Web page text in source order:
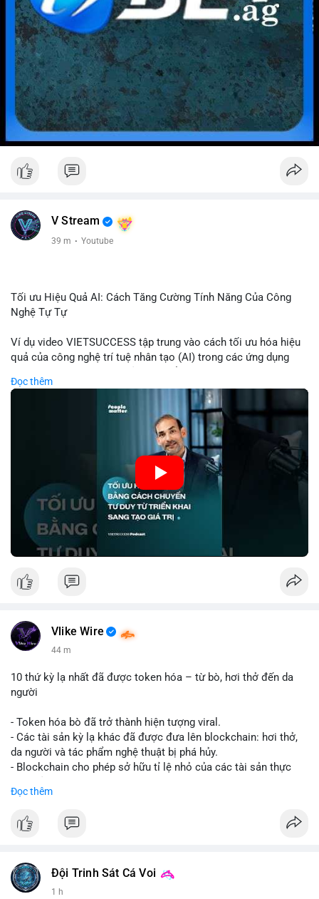
V Stream
39 m · Youtube
Tối ưu Hiệu Quả AI: Cách Tăng Cường Tính Năng Của Công
Nghệ Tự Tự
Ví dụ video VIETSUCCESS tập trung vào cách tối ưu hóa hiệu
quả của công nghệ trí tuệ nhân tạo (AI) trong các ứng dụng
đoán xu hướng thị trường, và tự động hóa quy trình trong lĩnh
vực tài chính và crypto. Bài đăng nhấn mạnh vai trò của AI
trong việc giảm thiểu sai lầm, tăng tốc độ xử lý, và hỗ trợ quyết
định dựa trên dữ liệu. Điều này đặc biệt quan trọng trong thời
kỳ phát triển nhanh chóng của ngành crypto, nơi tính chính xác
và tốc độ là yếu tố quyết định.
🎥 Xem video trực tiếp tại:
Nguồn: VIETSUCCESS
Đọc thêm
Vlike Wire
44 m
10 thứ kỳ lạ nhất đã được token hóa – từ bò, hơi thở đến da
người
- Token hóa bò đã trở thành hiện tượng viral.
- Các tài sản kỳ lạ khác đã được đưa lên blockchain: hơi thở,
da người và tác phẩm nghệ thuật bị phá hủy.
- Blockchain cho phép sở hữu tỉ lệ nhỏ của các tài sản thực
- Câu hỏi về pháp lý, đạo đức và bảo mật đang được đặt ra.
bất thường.
$btc $eth
Đọc thêm
Đội Trinh Sát Cá Voi
1 h